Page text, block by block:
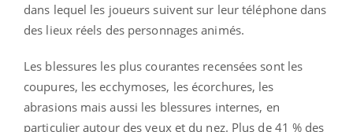
dans lequel les joueurs suivent sur leur téléphone dans
des lieux réels des personnages animés.
Les blessures les plus courantes recensées sont les
coupures, les ecchymoses, les écorchures, les
abrasions mais aussi les blessures internes, en
particulier autour des yeux et du nez. Plus de 41 % des